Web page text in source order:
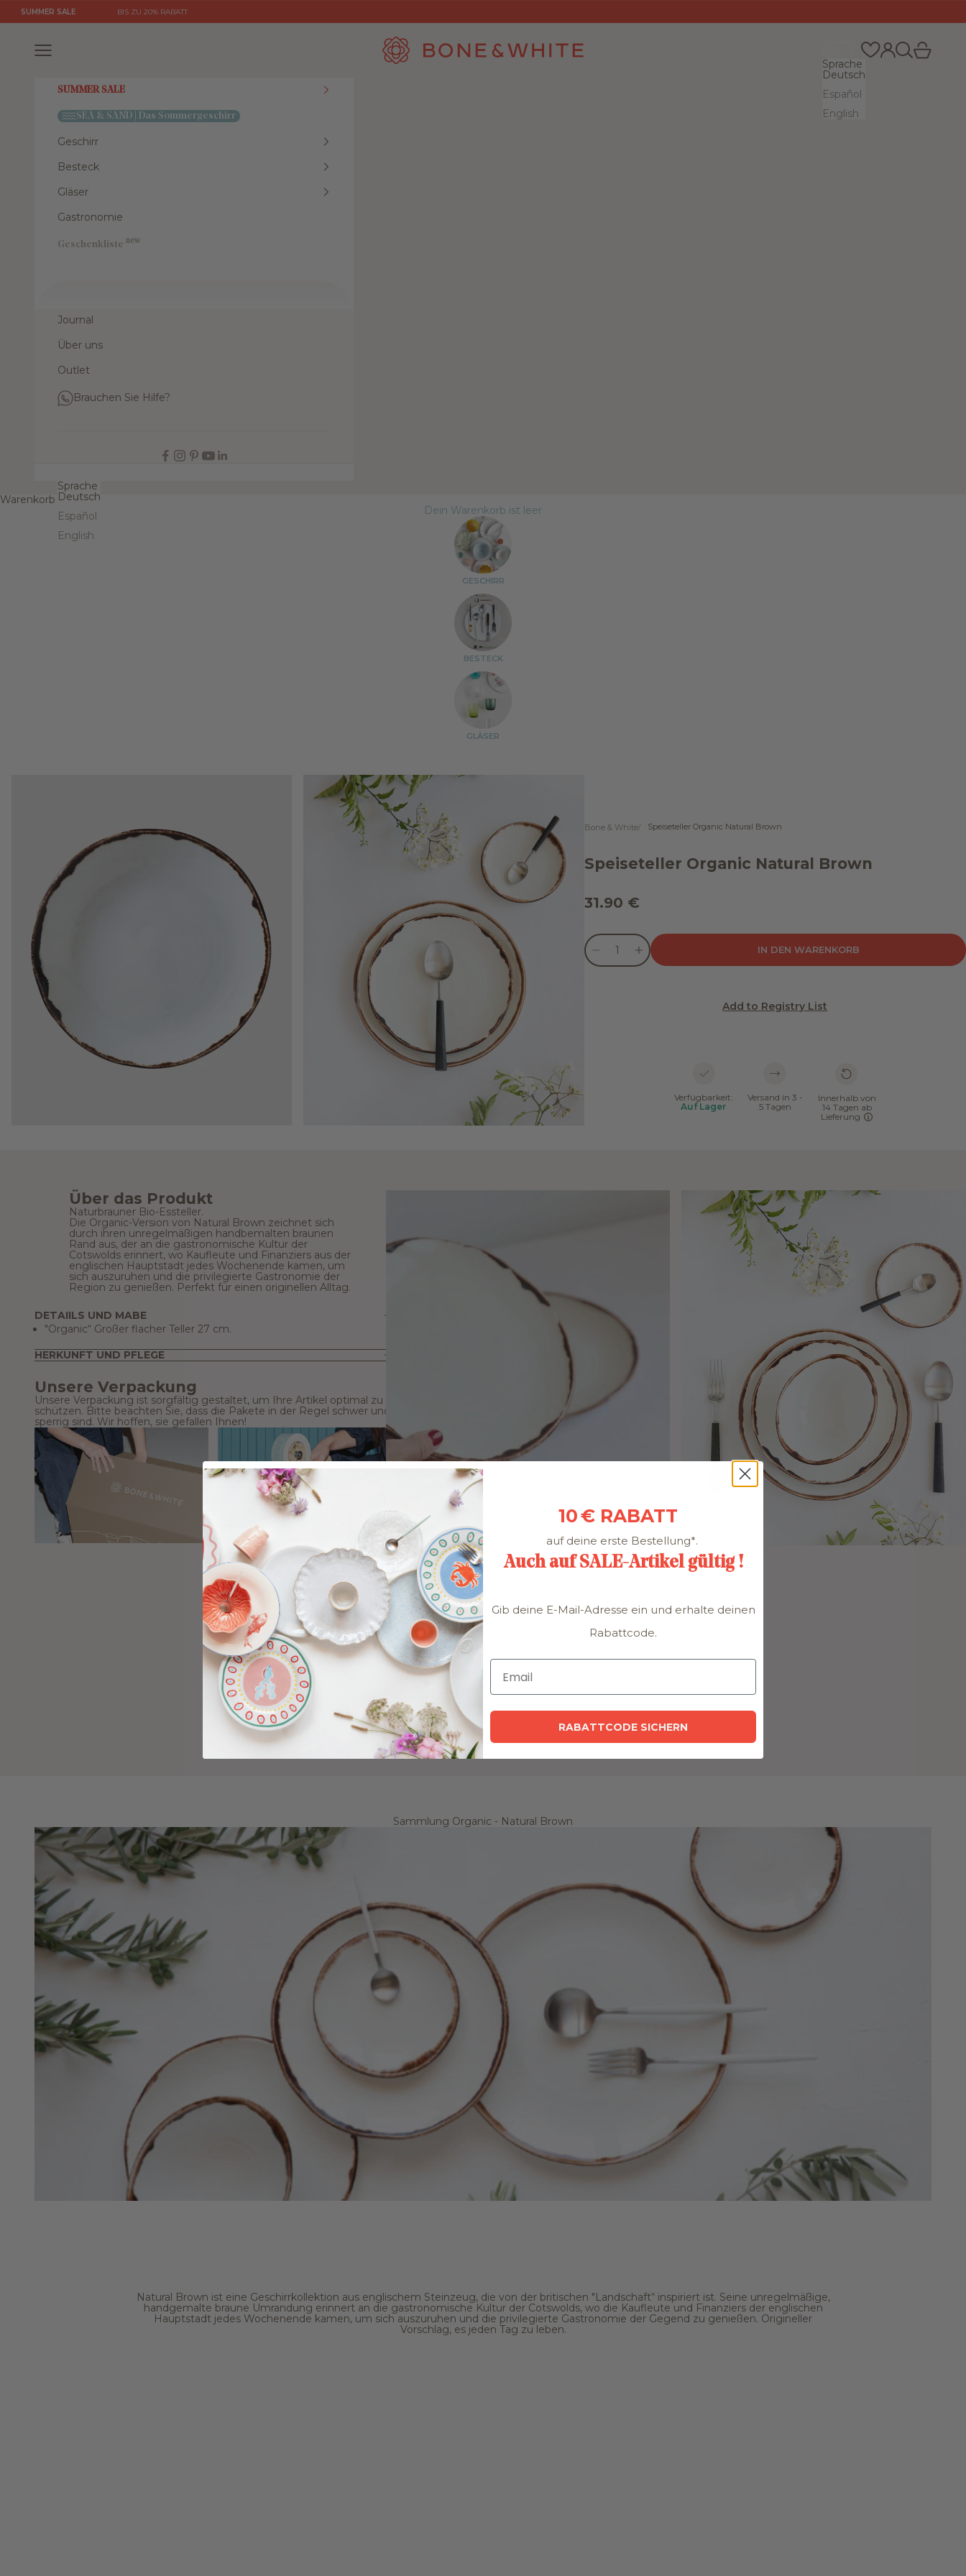
SUMMER SALE BIS ZU 20% RABATT
Bone & White
Menü
Sprache
Deutsch
Español
English
Anmelden
Suchen
SUMMER SALE
SEA & SAND | Das Sommergeschirr
Geschirr
Besteck
Gläser
Gastronomie
Geschenkliste new
Journal
Über uns
Outlet
Brauchen Sie Hilfe?
Sprache
Deutsch
Español
English
Warenkorb
Dein Warenkorb ist leer
GESCHIRR
BESTECK
GLÄSER
Bone & White Speiseteller Organic Natural Brown
Speiseteller Organic Natural Brown
Angebot
31.90 €
Anzahl verringernAnzahl verringern
IN DEN WARENKORB
Add to Registry List
Verfügbarkeit:
Auf Lager
Versand in 3 -
5 Tagen
Innerhalb von
14 Tagen ab
Lieferung
Über das Produkt
Naturbrauner Bio-Essteller.
Die Organic-Version von Natural Brown zeichnet sich
durch ihren unregelmäßigen handbemalten braunen
Rand aus, der an die gastronomische Kultur der
Cotswolds erinnert, wo Kaufleute und Finanziers aus der
englischen Hauptstadt jedes Wochenende kamen, um
sich auszuruhen und die privilegierte Gastronomie der
Region zu genießen. Perfekt für einen originellen Alltag.
DETAIILS UND MABE
"Organic“ Großer flacher Teller 27 cm.
HERKUNFT UND PFLEGE
Unsere Verpackung
Unsere Verpackung ist sorgfältig gestaltet, um Ihre Artikel optimal zu
schützen. Bitte beachten Sie, dass die Pakete in der Regel schwer und
sperrig sind. Wir hoffen, sie gefallen Ihnen!
Sammlung Organic - Natural Brown
Natural Brown ist eine Geschirrkollektion aus englischem Steinzeug, die von der britischen "Landschaft“ inspiriert ist. Seine unregelmäßige,
handgemalte braune Umrandung erinnert an die gastronomische Kultur der Cotswolds, wo die Kaufleute und Finanziers der englischen
Hauptstadt jedes Wochenende kamen, um sich auszuruhen und die privilegierte Gastronomie der Gegend zu genießen. Origineller
Vorschlag, es jeden Tag zu leben.
10 € RABATT
auf deine erste Bestellung*.
Auch auf SALE-Artikel gültig !
Gib deine E-Mail-Adresse ein und erhalte deinen
Rabattcode.
RABATTCODE SICHERN